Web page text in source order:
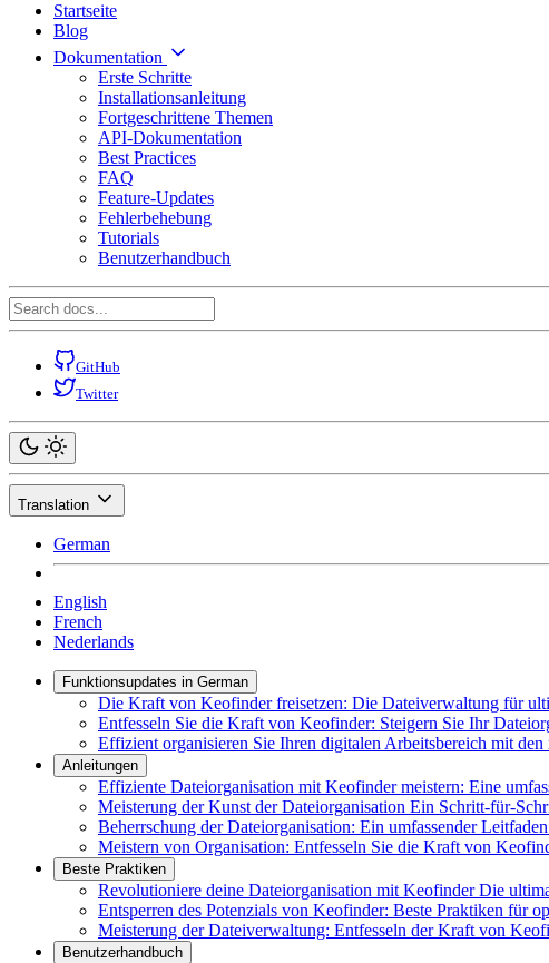
Startseite
Blog
Dokumentation
Erste Schritte
Installationsanleitung
Fortgeschrittene Themen
API-Dokumentation
Best Practices
FAQ
Feature-Updates
Fehlerbehebung
Tutorials
Benutzerhandbuch
GitHub
Twitter
Translation
German
English
French
Nederlands
Funktionsupdates in German
Die Kraft von Keofinder freisetzen: Die Dateiverwaltung für
Entfesseln Sie die Kraft von Keofinder: Steigern Sie Ihr
Effizient organisieren Sie Ihren digitalen Arbeitsbereich mit den
Anleitungen
Effiziente Dateiorganisation mit Keofinder meistern: Eine
Meisterung der Kunst der Dateiorganisation Ein Schritt-für-
Beherrschung der Dateiorganisation: Ein umfassender
Meistern von Organisation: Entfesseln Sie die Kraft von
Beste Praktiken
Revolutioniere deine Dateiorganisation mit Keofinder Die
Entsperren des Potenzials von Keofinder: Beste Praktiken für
Meisterung der Dateiverwaltung: Entfesseln der Kraft von
Benutzerhandbuch